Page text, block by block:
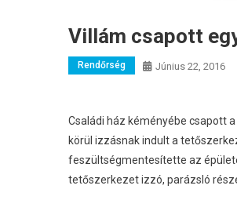
Villám csapott
Rendőrség Június 22, 2016
Családi ház kéményébe csapott
körül izzásnak indult a
feszültségmentesítette az
tetőszerkezet izzó, parázsló